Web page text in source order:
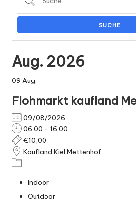
ei
d
e
F
l
o
h
m
ä
r
k
SUCHE
Aug. 2026
09 Aug.
Flohmarkt kaufland
09/08/2026
06:00 - 16:00
€10,00
Kaufland Kiel Mettenhof
Indoor
Outdoor